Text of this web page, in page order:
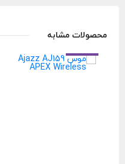
محصولات مشابه